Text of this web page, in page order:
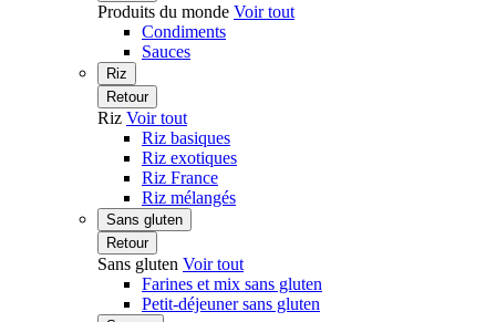
Produits du monde Voir tout
Condiments
Sauces
Riz
Retour
Riz Voir tout
Riz basiques
Riz exotiques
Riz France
Riz mélangés
Sans gluten
Retour
Sans gluten Voir tout
Farines et mix sans gluten
Petit-déjeuner sans gluten